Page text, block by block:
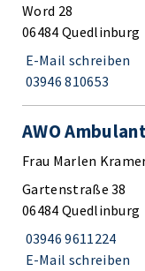
Word 28
06484 Quedlinburg
E-Mail schreiben
03946 810653
AWO
Frau Marlen
Gartenstraße 38
06484 Quedlinburg
03946 9611224
E-Mail schreiben